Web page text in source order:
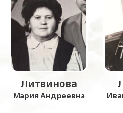
Литвинова
Мария Андреевна